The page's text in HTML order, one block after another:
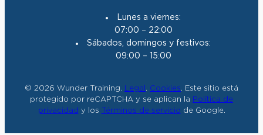
Lunes a viernes:
07:00 – 22:00
Sábados, domingos y festivos:
09:00 – 15:00
© 2026 Wunder Training. Legal . Cookies. Este sitio está
protegido por reCAPTCHA y se aplican la Política de
privacidad y los Términos de servicio de Google.